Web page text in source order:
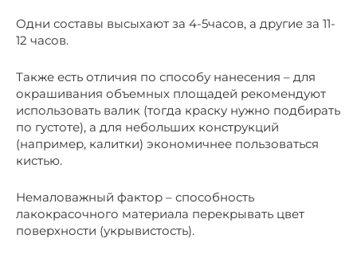
Одни составы высыхают за 4-5часов, а другие за 11-
12 часов.
Также есть отличия по способу нанесения – для
окрашивания объемных площадей рекомендуют
использовать валик (тогда краску нужно подбирать
по густоте), а для небольших конструкций
(например, калитки) экономичнее пользоваться
кистью.
Немаловажный фактор – способность
лакокрасочного материала перекрывать цвет
поверхности (укрывистость).